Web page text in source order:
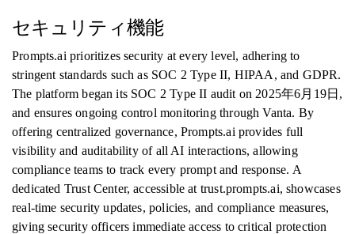
セキュリティ機能
Prompts.ai prioritizes security at every level, adhering to
stringent standards such as SOC 2 Type II, HIPAA, and GDPR.
The platform began its SOC 2 Type II audit on 2025年6月19日,
and ensures ongoing control monitoring through Vanta. By
offering centralized governance, Prompts.ai provides full
visibility and auditability of all AI interactions, allowing
compliance teams to track every prompt and response. A
dedicated Trust Center, accessible at trust.prompts.ai, showcases
real-time security updates, policies, and compliance measures,
giving security officers immediate access to critical protection